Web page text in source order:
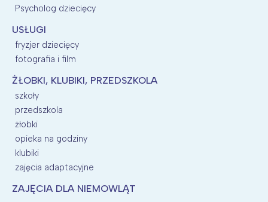
Psycholog dziecięcy
USŁUGI
fryzjer dziecięcy
fotografia i film
ŻŁOBKI, KLUBIKI, PRZEDSZKOLA
szkoły
przedszkola
żłobki
opieka na godziny
klubiki
zajęcia adaptacyjne
ZAJĘCIA DLA NIEMOWLĄT